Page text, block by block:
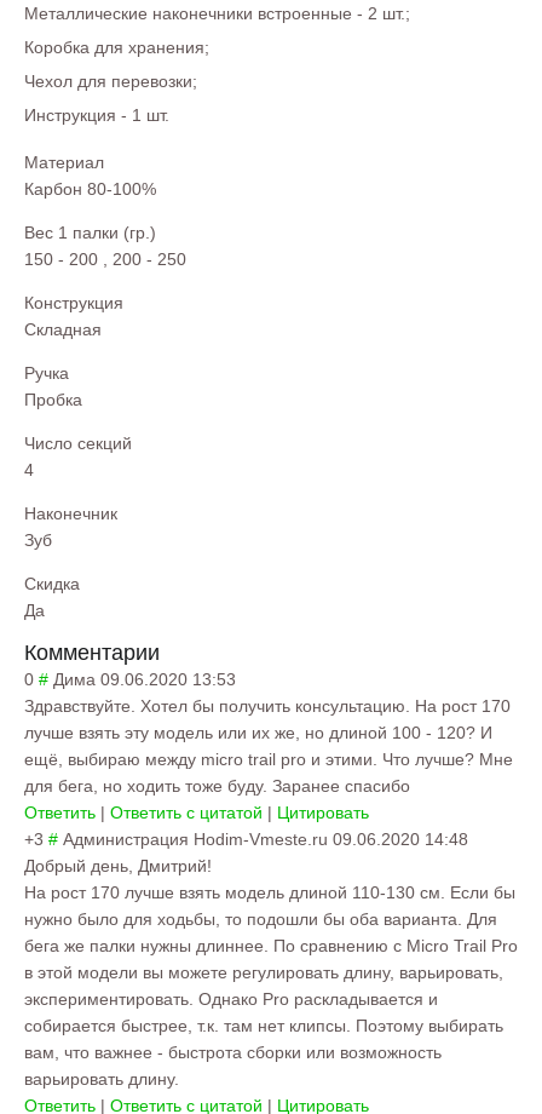
Металлические наконечники встроенные - 2 шт.;
Коробка для хранения;
Чехол для перевозки;
Инструкция - 1 шт.
Материал
Карбон 80-100%
Вес 1 палки (гр.)
150 - 200 , 200 - 250
Конструкция
Складная
Ручка
Пробка
Число секций
4
Наконечник
Зуб
Скидка
Да
Комментарии
0 # Дима 09.06.2020 13:53
Здравствуйте. Хотел бы получить консультацию. На рост 170
лучше взять эту модель или их же, но длиной 100 - 120? И
ещё, выбираю между micro trail pro и этими. Что лучше? Мне
для бега, но ходить тоже буду. Заранее спасибо
Ответить | Ответить с цитатой | Цитировать
+3 # Администрация Hodim-Vmeste.ru 09.06.2020 14:48
Добрый день, Дмитрий!
На рост 170 лучше взять модель длиной 110-130 см. Если бы
нужно было для ходьбы, то подошли бы оба варианта. Для
бега же палки нужны длиннее. По сравнению с Micro Trail Pro
в этой модели вы можете регулировать длину, варьировать,
экспериментировать. Однако Pro раскладывается и
собирается быстрее, т.к. там нет клипсы. Поэтому выбирать
вам, что важнее - быстрота сборки или возможность
варьировать длину.
Ответить | Ответить с цитатой | Цитировать